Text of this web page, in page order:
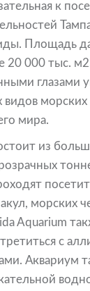
к
Площадь
20 000 тыс.
глазами
видов морских
мира.
из
морских
Aquarium
с
Аквариум